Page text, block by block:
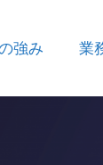
強み 業